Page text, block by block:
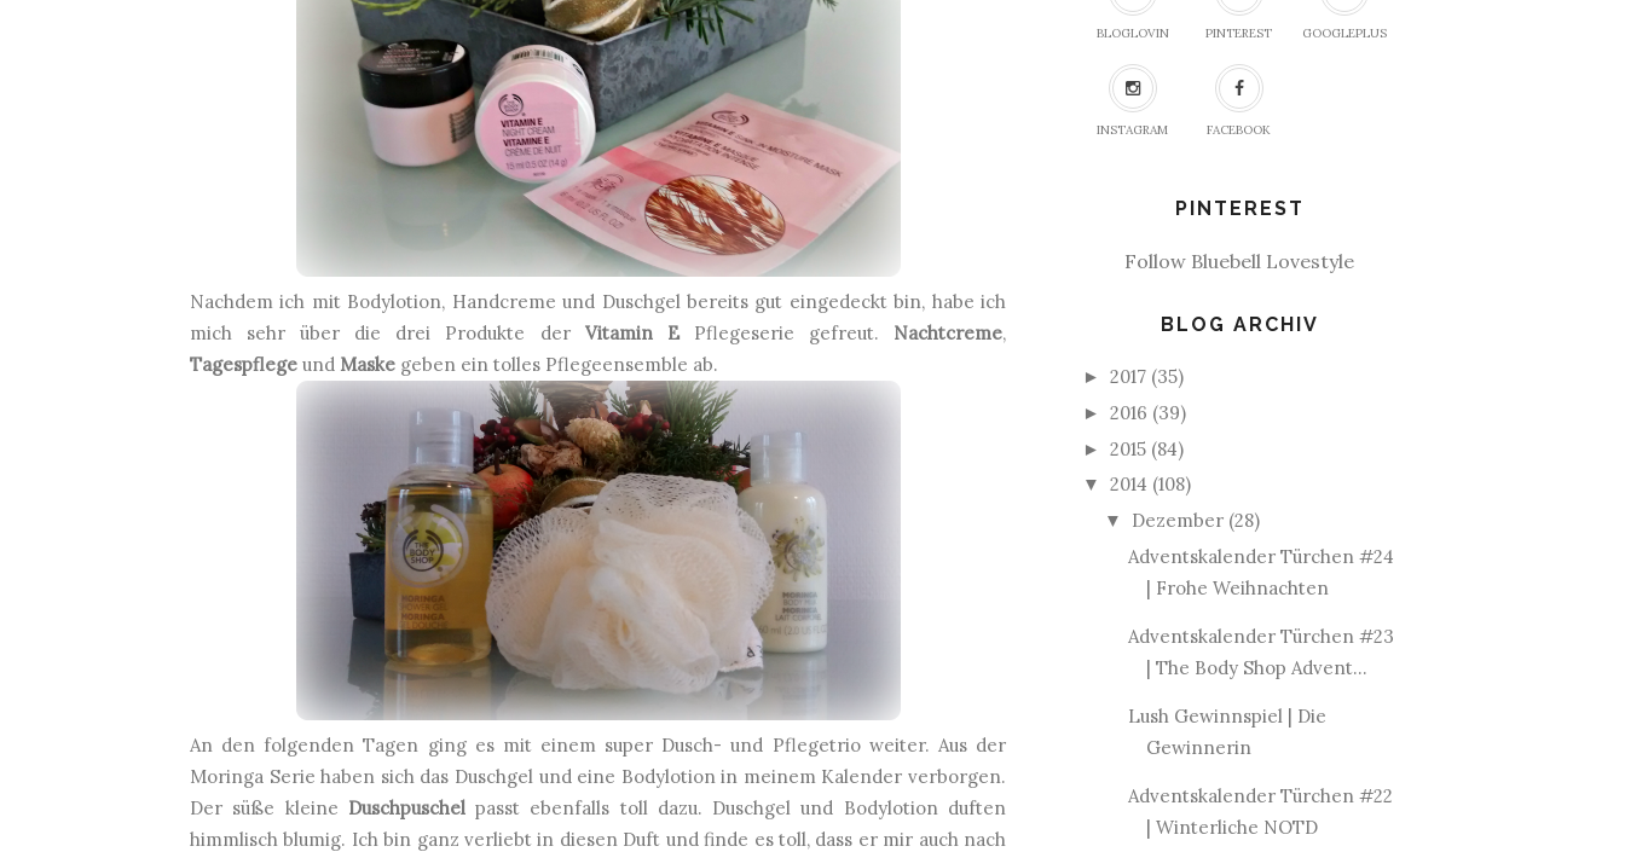
Nachdem ich mit Bodylotion, Handcreme und Duschgel bereits gut eingedeckt bin, habe ich
mich sehr über die drei Produkte der Vitamin EPflegeserie gefreut. Nachtcreme,
Tagespflege und Maske geben ein tolles Pflegeensemble ab.
An den folgenden Tagen ging es mit einem super Dusch- und Pflegetrio weiter. Aus der
Moringa Serie haben sich das Duschgel und eine Bodylotion in meinem Kalender verborgen.
Der süße kleine Duschpuschelpasst ebenfalls toll dazu. Duschgel und Bodylotion duften
himmlisch blumig. Ich bin ganz verliebt in diesen Duft und finde es toll, dass er mir auch nach
BLOGLOVIN PINTEREST GOOGLEPLUS
INSTAGRAM FACEBOOK
PINTEREST
Follow Bluebell Lovestyle
BLOG ARCHIV
► 2017 (35)
► 2016 (39)
► 2015 (84)
▼ 2014 (108)
▼ Dezember (28)
Adventskalender Türchen #24
| Frohe Weihnachten
Adventskalender Türchen #23
| The Body Shop Advent...
Lush Gewinnspiel | Die
Gewinnerin
Adventskalender Türchen #22
| Winterliche NOTD